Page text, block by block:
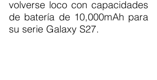
volverse loco con capacidades
de batería de 10,000mAh para
su serie Galaxy S27.